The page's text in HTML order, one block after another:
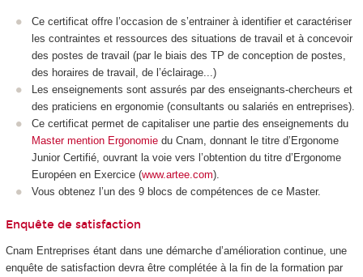
Ce certificat offre l’occasion de s’entrainer à identifier et caractériser
les contraintes et ressources des situations de travail et à concevoir
des postes de travail (par le biais des TP de conception de postes,
des horaires de travail, de l’éclairage...)
Les enseignements sont assurés par des enseignants-chercheurs et
des praticiens en ergonomie (consultants ou salariés en entreprises).
Ce certificat permet de capitaliser une partie des enseignements du
Master mention Ergonomie du Cnam, donnant le titre d’Ergonome
Junior Certifié, ouvrant la voie vers l’obtention du titre d’Ergonome
Européen en Exercice (www.artee.com).
Vous obtenez l’un des 9 blocs de compétences de ce Master.
Enquête de satisfaction
Cnam Entreprises étant dans une démarche d’amélioration continue, une
enquête de satisfaction devra être complétée à la fin de la formation par